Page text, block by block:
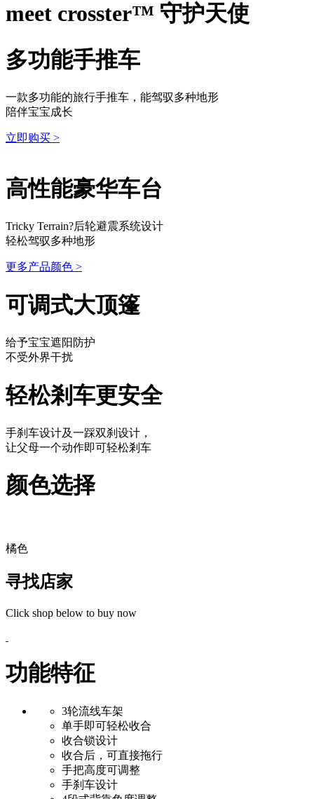
meet crosster™ 守护天使
多功能手推车
一款多功能的旅行手推车，能驾驭多种地形
陪伴宝宝成长
立即购买 >
高性能豪华车台
Tricky Terrain?后轮避震系统设计
轻松驾驭多种地形
更多产品颜色 >
可调式大顶篷
给予宝宝遮阳防护
不受外界干扰
轻松剎车更安全
手刹车设计及一踩双刹设计，
让父母一个动作即可轻松剎车
颜色选择
橘色
寻找店家
Click shop below to buy now
功能特征
3轮流线车架
单手即可轻松收合
收合锁设计
收合后，可直接拖行
手把高度可调整
手刹车设计